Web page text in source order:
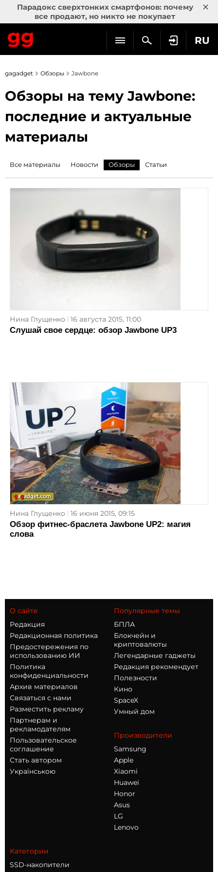
Парадокс сверхтонких смартфонов: почему
все продают, но никто не покупает
×
RU
gagadget Обзоры Jawbone
Обзоры на тему Jawbone:
последние и актуальные
материалы
Все материалы Новости Обзоры Статьи
Нина Глущенко 16 августа 2015, 11:00
Слушай свое сердце: обзор Jawbone UP3
Нина Глущенко 16 июня 2015, 09:15
Обзор фитнес-браслета Jawbone UP2: магия
слова
О сайте
Редакция
Редакционная политика
Предостережения по
использованию ИИ
Политика
конфиденциальности
Архив материалов
Связаться с нами
Разместить рекламу
Партнерам и
рекламодателям
Пользовательское
соглашение
Стать автором
Українською
Популярные темы
БПЛА
Блокчейн и
криптовалюты
Легендарные гаджеты
Редакция рекомендует
Полезности
Кино
SpaceX
Умный дом
Производители
Samsung
Apple
Xiaomi
Huawei
Honor
Asus
LG
Lenovo
Категории
SSD-накопители